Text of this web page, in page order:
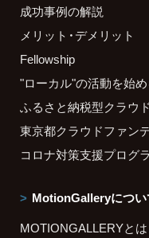
成功事例の解説
メリット・デメリット
Fellowship
"ローカル"の活動を始め
ふるさと納税型クラウ
東京都クラウドファン
コロナ対策支援プログ
MotionGalleryについ
MOTIONGALLERYとは